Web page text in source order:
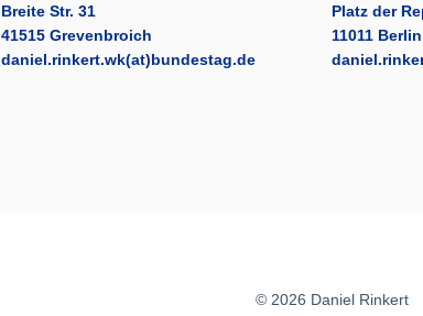
Breite Str. 31
41515 Grevenbroich
daniel.rinkert.wk(at)bundestag.de
Platz der
11011 Berlin
© 2026 Daniel Rinkert